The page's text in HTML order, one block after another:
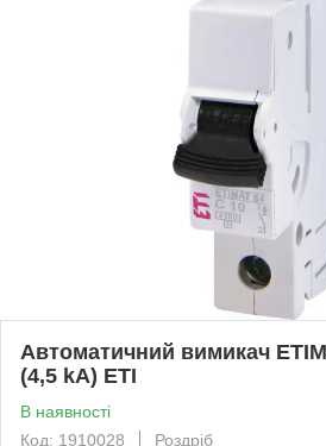
Автоматичний вимикач
(4,5 kA) ETI
В наявності
Код: 1910028
Роздріб